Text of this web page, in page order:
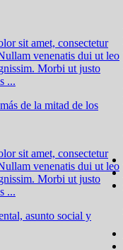
sit amet, consectetur
venenatis dui ut leo
Morbi ut justo
...
de la mitad de los
sit amet, consectetur
venenatis dui ut leo
Morbi ut justo
...
asunto social y